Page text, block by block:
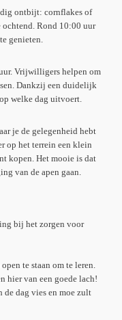
ontbijt: cornflakes of
Rond 10:00 uur
genieten.
Vrijwilligers helpen om
Dankzij een duidelijk
welke dag uitvoert.
je de gelegenheid hebt
op het terrein een klein
kopen. Het mooie is dat
van de apen gaan.
bij het zorgen voor
te staan om te leren.
hier van een goede lach!
de dag vies en moe zult